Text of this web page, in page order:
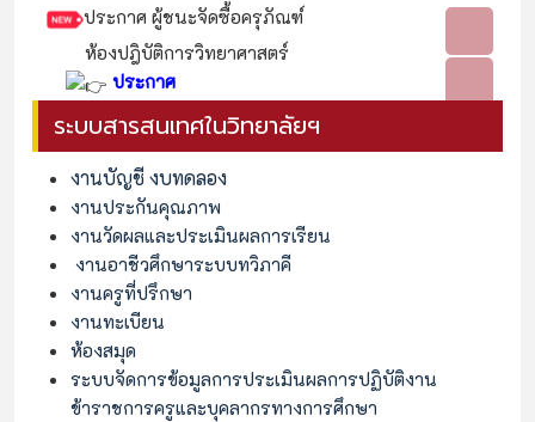
ประกาศ ผู้ชนะจัดซื้อครุภัณฑ์
ห้องปฎิบัติการวิทยาศาสตร์
ประกาศ
ระบบสารสนเทศในวิทยาลัยฯ
งานบัญชี งบทดลอง
งานประกันคุณภาพ
งานวัดผลและประเมินผลการเรียน
งานอาชีวศึกษาระบบทวิภาคี
งานครูที่ปรึกษา
งานทะเบียน
ห้องสมุด
ระบบจัดการข้อมูลการประเมินผลการปฏิบัติงาน
ข้าราชการครูและบุคลากรทางการศึกษา